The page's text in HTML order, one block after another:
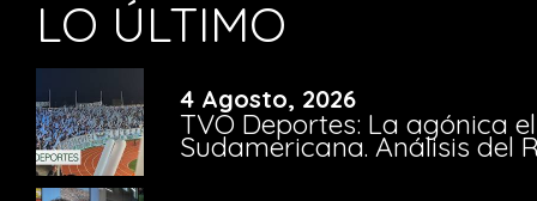
LO ÚLTIMO
4 Agosto, 2026
TVO Deportes: La agónica
Sudamericana. Análisis del